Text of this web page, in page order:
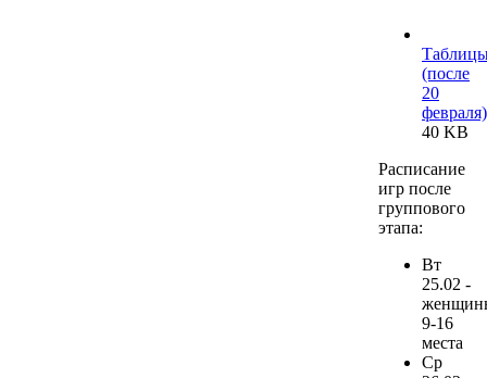
(после
20
40 KB
Расписание
игр после
группового
этапа:
Вт
25.02 -
9-16
места
Ср